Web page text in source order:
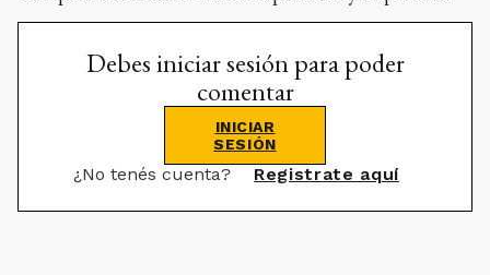
Debes iniciar sesión para poder
comentar
INICIAR
SESIÓN
¿No tenés cuenta? Registrate aquí